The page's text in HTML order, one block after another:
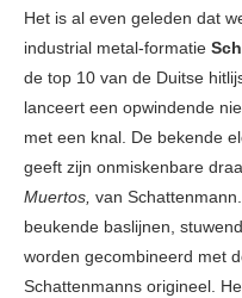
Het is al even geleden dat
industrial metal-formatie
de top 10 van de Duitse
lanceert een opwindende
met een knal. De bekende
geeft zijn onmiskenbare
Muertos, van
beukende baslijnen,
worden gecombineerd met
Schattenmanns origineel.